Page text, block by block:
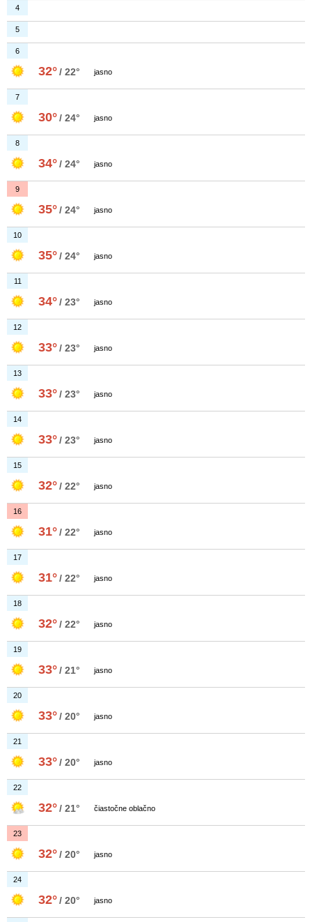
4
5
6
32°/ 22° jasno
7
30°/ 24° jasno
8
34°/ 24° jasno
9
35°/ 24° jasno
10
35°/ 24° jasno
11
34°/ 23° jasno
12
33°/ 23° jasno
13
33°/ 23° jasno
14
33°/ 23° jasno
15
32°/ 22° jasno
16
31°/ 22° jasno
17
31°/ 22° jasno
18
32°/ 22° jasno
19
33°/ 21° jasno
20
33°/ 20° jasno
21
33°/ 20° jasno
22
32°/ 21° čiastočne oblačno
23
32°/ 20° jasno
24
32°/ 20° jasno